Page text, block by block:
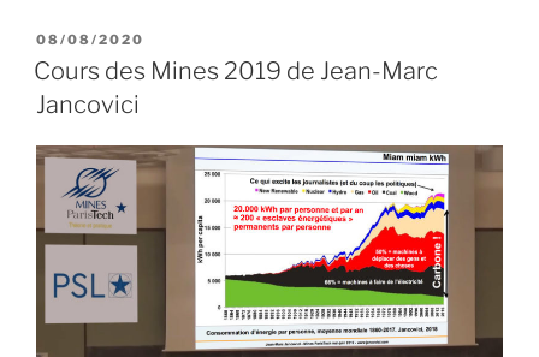
PUBLIÉ
LE
08/08/2020
Cours des Mines 2019 de Jean-Marc
Jancovici